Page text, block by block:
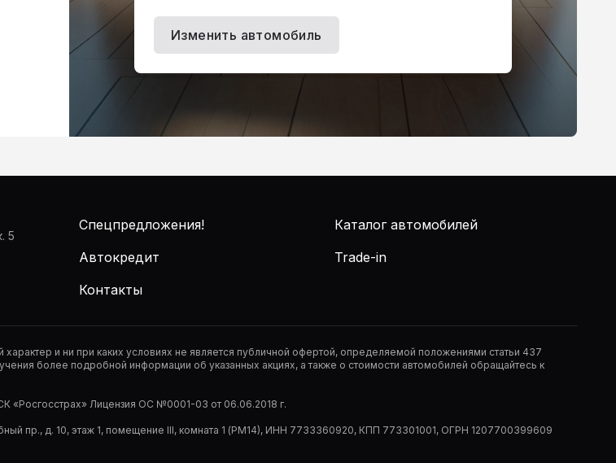
Изменить автомобиль
5
Спецпредложения!
Каталог автомобилей
Автокредит
Trade-in
Контакты
и ни при каких условиях не является публичной офертой, определяемой положениями статьи 437
более подробной информации об указанных акциях, а также о стоимости автомобилей обращайтесь к
«Росгосстрах» Лицензия ОС №0001-03 от 06.06.2018 г.
пр., д. 10, этаж 1, помещение III, комната 1 (РМ14), ИНН 7733360920, КПП 773301001, ОГРН 1207700399609